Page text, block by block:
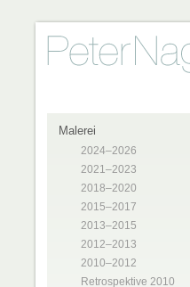
Malerei
2024–2026
2021–2023
2018–2020
2015–2017
2013–2015
2012–2013
2010–2012
Retrospektive 2010